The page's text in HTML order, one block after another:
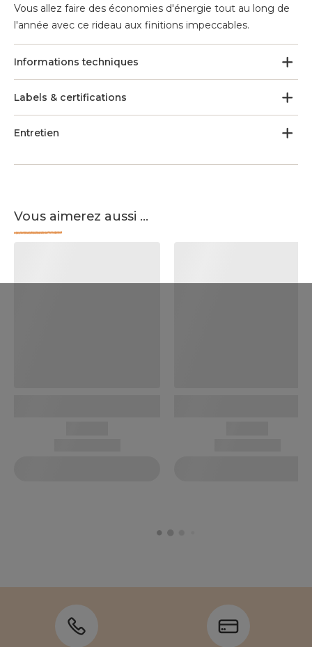
Vous allez faire des économies d'énergie tout au long de
l'année avec ce rideau aux finitions impeccables.
Informations techniques
Labels & certifications
Entretien
Vous aimerez aussi ...